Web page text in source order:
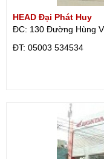
HEAD Đại Phát Huy
ĐC: 130 Đường Hùng
ÐT: 05003 534534